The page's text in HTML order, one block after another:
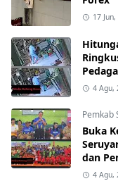
17
4 Agu,
Pemkab
Buka
dan
4 Agu,